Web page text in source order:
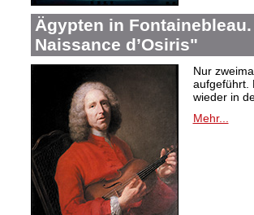
Ägypten in
Naissance d’Osiris"
Nur
aufgeführt.
wieder in
Mehr...